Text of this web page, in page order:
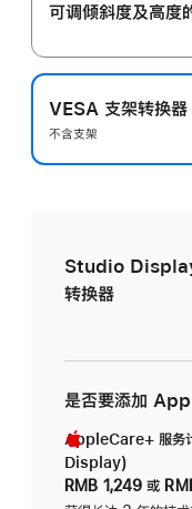
可调倾斜度及高‍度
VESA 支架转换器
不含支架
Studio
转换器
是否要添加
AppleCare+ 服务
Display)
RMB 1,249 或